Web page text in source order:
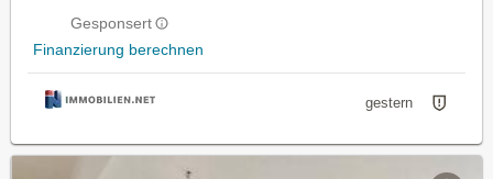
Gesponsert
Finanzierung berechnen
gestern